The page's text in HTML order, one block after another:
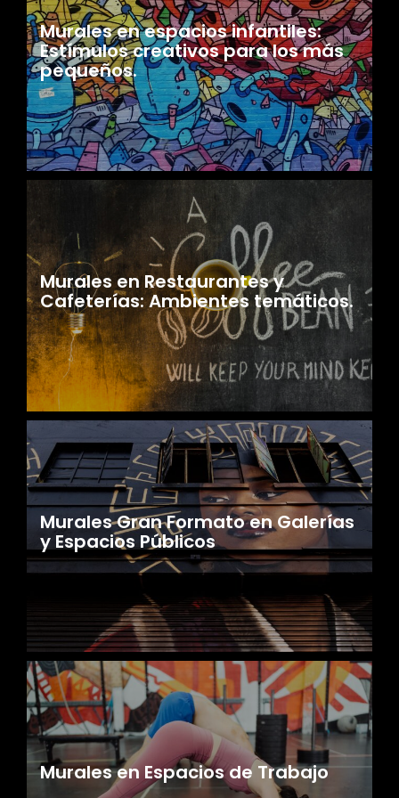
Murales en espacios infantiles:
Estímulos creativos para los más
pequeños.
Murales en Restaurantes y
Cafeterías: Ambientes temáticos.
Murales Gran Formato en Galerías
y Espacios Públicos
Murales en Espacios de Trabajo